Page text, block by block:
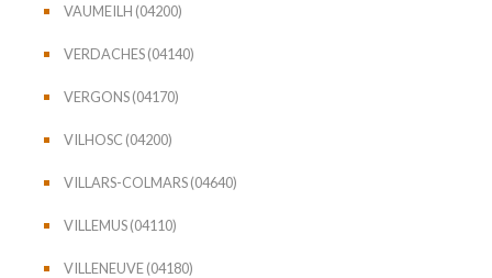
VAUMEILH (04200)
VERDACHES (04140)
VERGONS (04170)
VILHOSC (04200)
VILLARS-COLMARS (04640)
VILLEMUS (04110)
VILLENEUVE (04180)